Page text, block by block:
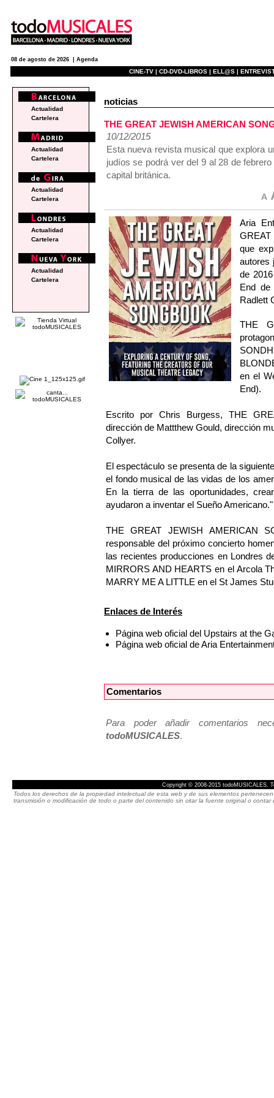
08 de agosto de 2026 | Agenda
CINE-TV | CD-DVD-LIBROS | ELL@S |
noticias
THE GREAT JEWISH AMERICAN
10/12/2015
Esta nueva revista musical que explora
judíos se podrá ver del 9 al 28 de
capital británica.
Aria
que
autores
de
End
Radlett
THE
en el
End).
Escrito por Chris Burgess, THE
dirección de Mattthew Gould, dirección
Collyer.
El espectáculo se presenta de la
el fondo musical de las vidas de los
En la tierra de las oportunidades,
ayudaron a inventar el Sueño Americano."
THE GREAT JEWISH AMERICAN
responsable del próximo concierto
las recientes producciones en Londres
MIRRORS AND HEARTS en el Arcola
MARRY ME A LITTLE en el St James
Enlaces de Interés
Página web oficial del Upstairs at the
Página web oficial de Aria
Comentarios
Para poder añadir comentarios
todoMUSICALES.
Actualidad
Cartelera
Actualidad
Cartelera
Actualidad
Cartelera
Actualidad
Cartelera
Actualidad
Cartelera
Copyright © 2008-2015 todoMUSICALES.
Todos los derechos de la propiedad intelectual de esta web y de sus elementos
transmisión o modificación de todo o parte del contenido sin citar la fuente original o